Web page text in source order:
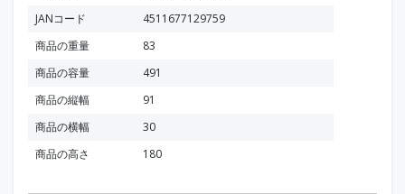
JANコード
4511677129759
商品の重量
83
商品の容量
491
商品の縦幅
91
商品の横幅
30
商品の高さ
180